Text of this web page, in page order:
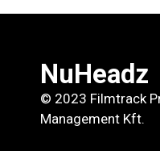
NuHeadz
© 2023 Filmtrack
Management Kft.